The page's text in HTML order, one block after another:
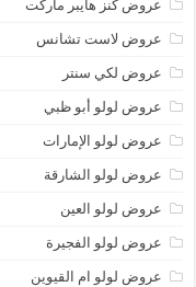
عروض كنز هايبر ماركت
عروض لاست تشانس
عروض لكي سنتر
عروض لولو أبو ظبي
عروض لولو الإمارات
عروض لولو الشارقة
عروض لولو العين
عروض لولو الفجيرة
عروض لولو ام القيوين